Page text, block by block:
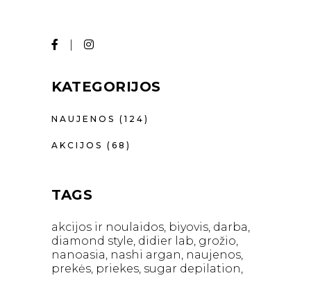
KATEGORIJOS
NAUJENOS (124)
AKCIJOS (68)
TAGS
akcijos ir noulaidos biyovis darba
diamond style didier lab grožio
nanoasia nashi argan naujenos
prekės priekes sugar depilation